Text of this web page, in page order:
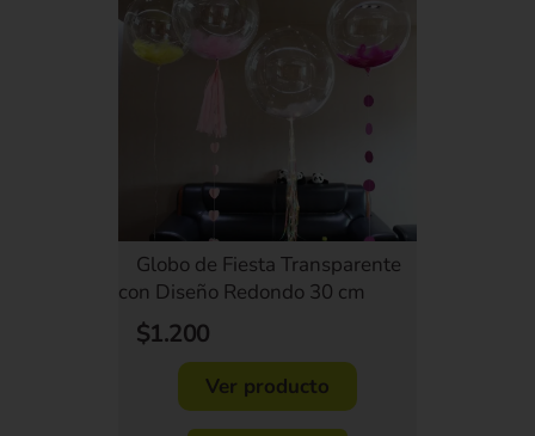
Globo de Fiesta Transparente
con Diseño Redondo 30 cm
$1.200
Ver producto